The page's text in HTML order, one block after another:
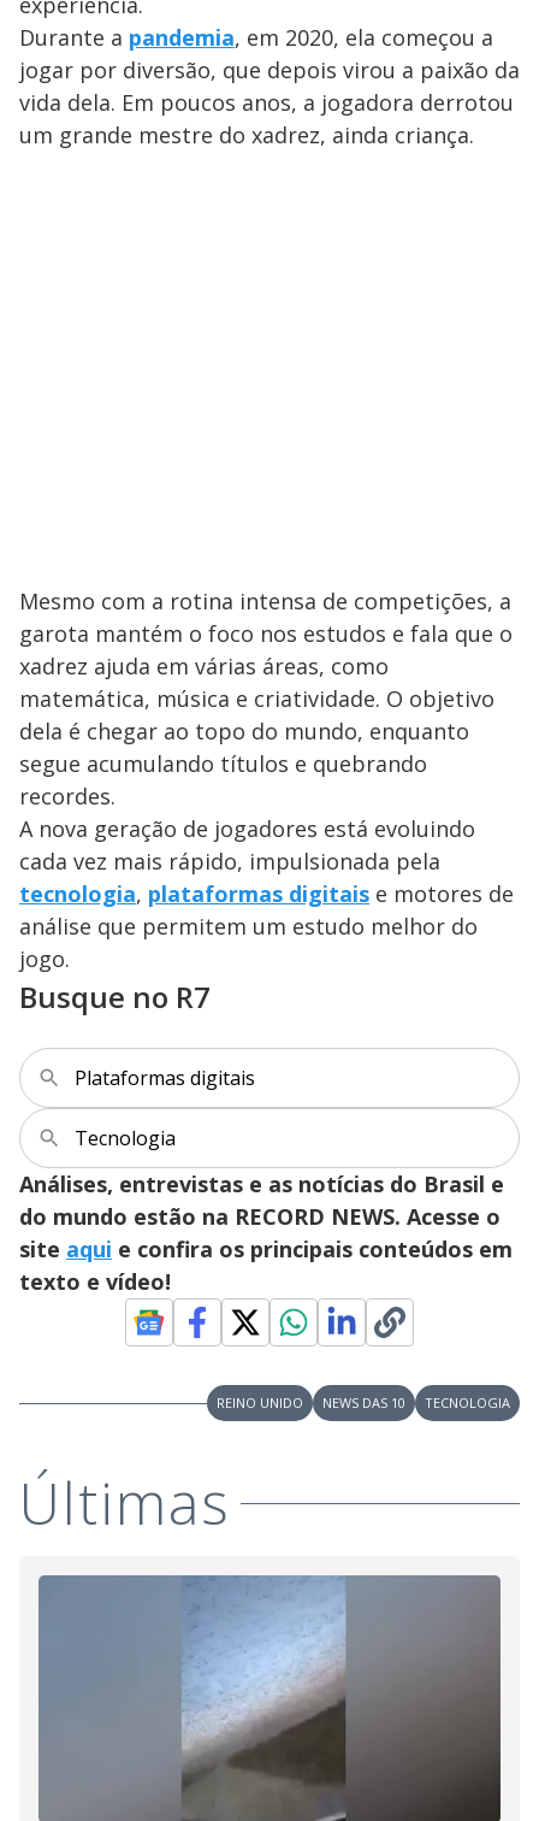
a
y
V
s
M
u
d
Durante a pandemia, em 2020, ela começou a
jogar por diversão, que depois virou a paixão da
vida dela. Em poucos anos, a jogadora derrotou
um grande mestre do xadrez, ainda criança.
Mesmo com a rotina intensa de competições, a
garota mantém o foco nos estudos e fala que o
xadrez ajuda em várias áreas, como
matemática, música e criatividade. O objetivo
dela é chegar ao topo do mundo, enquanto
segue acumulando títulos e quebrando
recordes.
A nova geração de jogadores está evoluindo
cada vez mais rápido, impulsionada pela
tecnologia, plataformas digitais e motores de
análise que permitem um estudo melhor do
jogo.
Busque no R7
Plataformas digitais
Tecnologia
Análises, entrevistas e as notícias do Brasil e
do mundo estão na RECORD NEWS. Acesse o
site aqui e confira os principais conteúdos em
texto e vídeo!
REINO UNIDO NEWS DAS 10 TECNOLOGIA
Últimas